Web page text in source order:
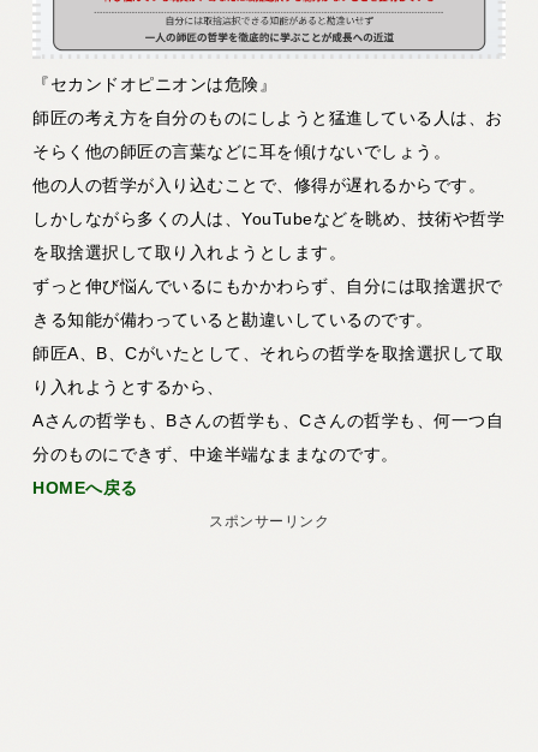
『セカンドオピニオンは危険』
師匠の考え方を自分のものにしようと猛進している人は、お
そらく他の師匠の言葉などに耳を傾けないでしょう。
他の人の哲学が入り込むことで、修得が遅れるからです。
しかしながら多くの人は、YouTubeなどを眺め、技術や哲学
を取捨選択して取り入れようとします。
ずっと伸び悩んでいるにもかかわらず、自分には取捨選択で
きる知能が備わっていると勘違いしているのです。
師匠A、B、Cがいたとして、それらの哲学を取捨選択して取
り入れようとするから、
Aさんの哲学も、Bさんの哲学も、Cさんの哲学も、何一つ自
分のものにできず、中途半端なままなのです。
HOMEへ戻る
スポンサーリンク